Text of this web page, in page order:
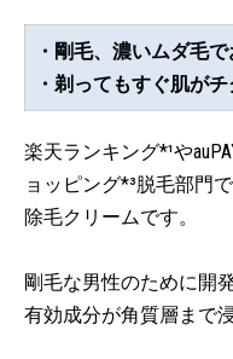
・剛毛、濃いムダ毛
・剃ってもすぐ肌が
楽天ランキング*¹や
ョッピング*³脱毛部門
除毛クリームです。
剛毛な男性のために開
有効成分が角質層まで